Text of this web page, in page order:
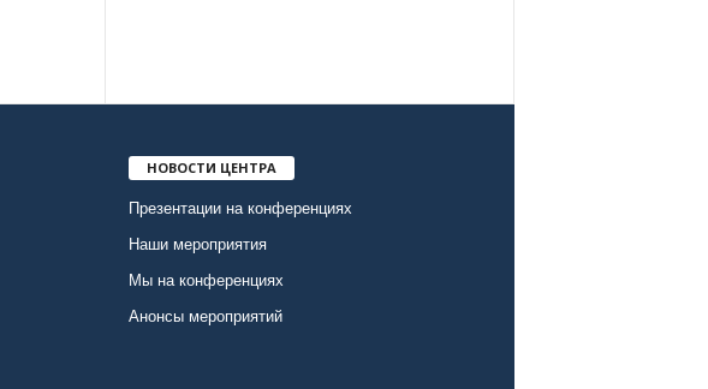
НОВОСТИ ЦЕНТРА
Презентации на конференциях
Наши мероприятия
Мы на конференциях
Анонсы мероприятий